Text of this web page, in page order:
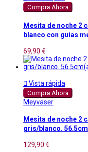
Compra Ahora
Mesita de noche 2
blanco con guias
69,90 €
 Vista rápida
Compra Ahora
Meyvaser
Mesita de noche 2
gris/blanco.
129,90 €